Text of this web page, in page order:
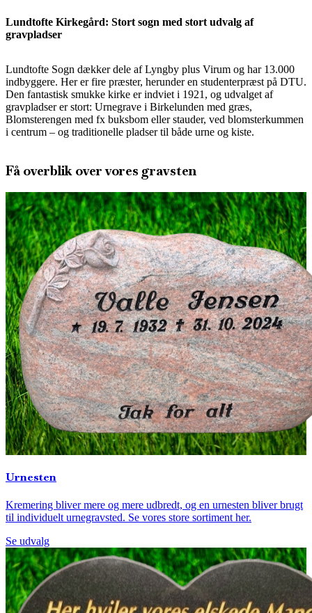
Lundtofte Kirkegård: Stort sogn med stort udvalg af
gravpladser
Lundtofte Sogn dækker dele af Lyngby plus Virum og har 13.000
indbyggere. Her er fire præster, herunder en studenterpræst på DTU.
Den fantastisk smukke kirke er indviet i 1921, og udvalget af
gravpladser er stort: Urnegrave i Birkelunden med græs,
Blomsterengen med fx buksbom eller stauder, ved blomsterkummen
i centrum – og traditionelle pladser til både urne og kiste.
Få overblik over vores gravsten
Urnesten
Kremering bliver mere og mere udbredt, og en urnesten bliver brugt
til individuelt urnegravsted. Se vores store sortiment her.
Se udvalg